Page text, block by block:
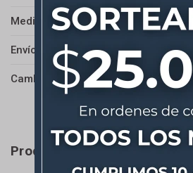
Medios de pago
Envíos
Cambios y Devoluciones
Productos que te pueden